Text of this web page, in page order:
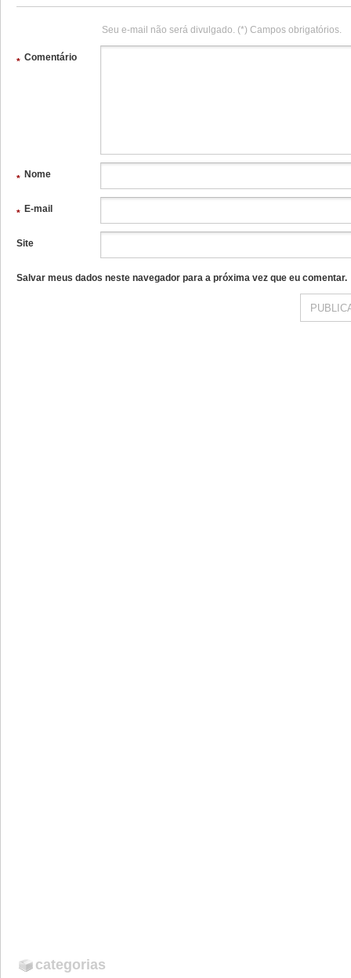
Seu e-mail não será divulgado. (*) Campos obrigatórios.
Comentário
*
Nome
*
E-mail
*
Site
Salvar meus dados neste navegador para a próxima vez que eu comentar.
categorias